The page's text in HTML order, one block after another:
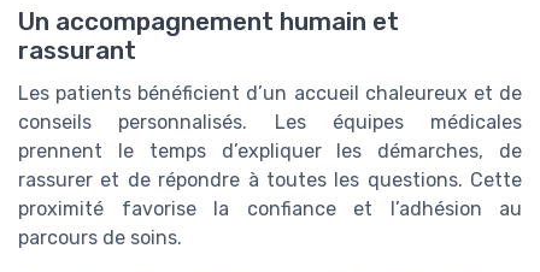
Un accompagnement humain et
rassurant
Les patients bénéficient d’un accueil chaleureux et de
conseils personnalisés. Les équipes médicales
prennent le temps d’expliquer les démarches, de
rassurer et de répondre à toutes les questions. Cette
proximité favorise la confiance et l’adhésion au
parcours de soins.